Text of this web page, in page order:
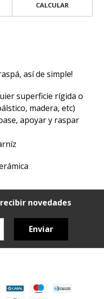
CALCULAR
así de simple!
superficie rígida o
madera, etc)
apoyar y raspar
novedades
Enviar